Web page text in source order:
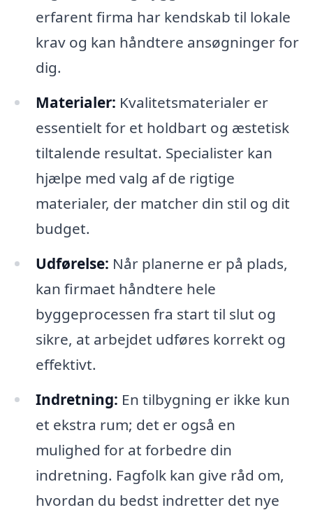
erfarent firma har kendskab til lokale
krav og kan håndtere ansøgninger for
dig.
Materialer: Kvalitetsmaterialer er
essentielt for et holdbart og æstetisk
tiltalende resultat. Specialister kan
hjælpe med valg af de rigtige
materialer, der matcher din stil og dit
budget.
Udførelse: Når planerne er på plads,
kan firmaet håndtere hele
byggeprocessen fra start til slut og
sikre, at arbejdet udføres korrekt og
effektivt.
Indretning: En tilbygning er ikke kun
et ekstra rum; det er også en
mulighed for at forbedre din
indretning. Fagfolk kan give råd om,
hvordan du bedst indretter det nye